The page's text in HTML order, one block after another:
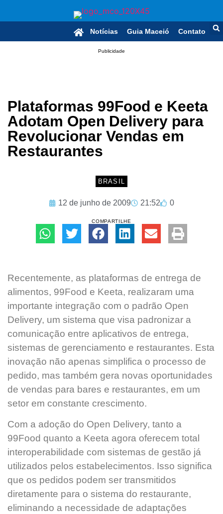
Notícias Guia Maceió Contato
Publicidade
Plataformas 99Food e Keeta
Adotam Open Delivery para
Revolucionar Vendas em
Restaurantes
BRASIL
12 de junho de 2009 21:52 0
COMPARTILHE
Recentemente, as plataformas de entrega de
alimentos, 99Food e Keeta, realizaram uma
importante integração com o padrão Open
Delivery, um sistema que visa padronizar a
comunicação entre aplicativos de entrega,
sistemas de gerenciamento e restaurantes. Esta
inovação não apenas simplifica o processo de
pedido, mas também gera novas oportunidades
de vendas para bares e restaurantes, em um
setor em constante crescimento.
Com a adoção do Open Delivery, tanto a
99Food quanto a Keeta agora oferecem total
interoperabilidade com sistemas de gestão já
utilizados pelos estabelecimentos. Isso significa
que os pedidos podem ser transmitidos
diretamente para o sistema do restaurante,
eliminando a necessidade de adaptações